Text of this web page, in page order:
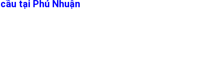
tại Phú Nhuận